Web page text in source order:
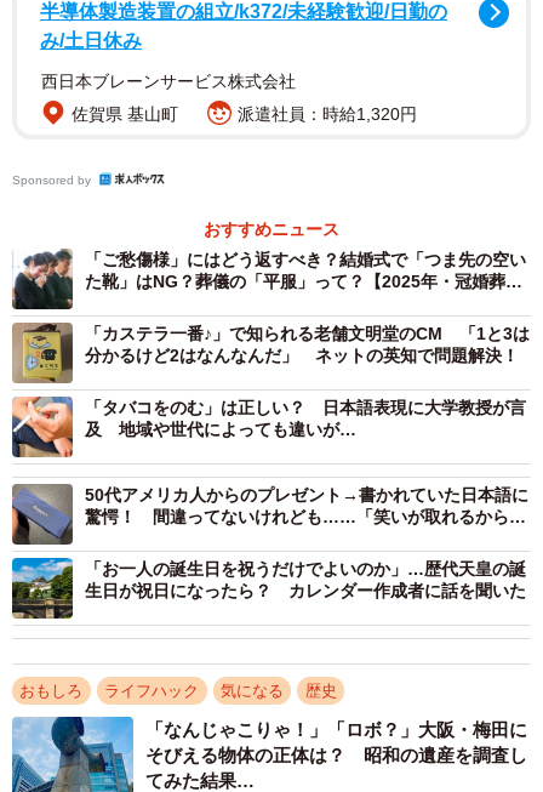
話題になった近藤泰弘さんの投稿
半導体製造装置の組立/k372/未経験歓迎/日勤の
み/土日休み
西日本ブレーンサービス株式会社
佐賀県 基山町
派遣社員：時給1,320円
Sponsored by
おすすめニュース
「ご愁傷様」にはどう返すべき？結婚式で「つま先の空い
た靴」はNG？葬儀の「平服」って？【2025年・冠婚葬祭
「カステラ一番♪」で知られる老舗文明堂のCM 「1と3は
分かるけど2はなんなんだ」 ネットの英知で問題解決！
「タバコをのむ」は正しい？ 日本語表現に大学教授が言
及 地域や世代によっても違いが…
50代アメリカ人からのプレゼント→書かれていた日本語に
驚愕！ 間違ってないけれども……「笑いが取れるから、
「お一人の誕生日を祝うだけでよいのか」…歴代天皇の誕
生日が祝日になったら？ カレンダー作成者に話を聞いた
おもしろ ライフハック 気になる 歴史
「なんじゃこりゃ！」「ロボ？」大阪・梅田に
そびえる物体の正体は？ 昭和の遺産を調査し
てみた結果…